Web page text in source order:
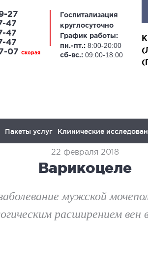
27
47
47
47
07
Скорая
Госпитализация
круглосуточно
График работы:
пн.-пт.: 8:00-20:00
сб-вс.: 09:00-18:00
Пакеты услуг Клинические
в гинекологии
22 февраля 2018
Варикоцеле
мужской
расширением вен